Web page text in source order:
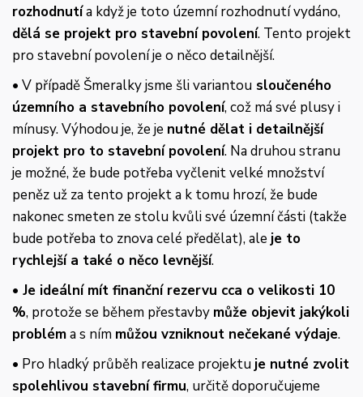
rozhodnutía když je toto územní rozhodnutí vydáno,
dělá se projekt pro stavební povolení. Tento projekt
pro stavební povolení je o něco detailnější.
• V případě Šmeralky jsme šli variantou sloučeného
územního a stavebního povolení, což má své plusy i
mínusy. Výhodou je, že je nutné dělat i detailnější
projekt pro to stavební povolení. Na druhou stranu
je možné, že bude potřeba vyčlenit velké množství
peněz už za tento projekt a k tomu hrozí, že bude
nakonec smeten ze stolu kvůli své územní části (takže
bude potřeba to znova celé předělat), ale je to
rychlejší a také o něco levnější.
• Je ideální mít finanční rezervu cca o velikosti 10
%, protože se během přestavby může objevit jakýkoli
probléma s ním můžou vzniknout nečekané výdaje.
• Pro hladký průběh realizace projektuje nutné zvolit
spolehlivou stavební firmu, určitě doporučujeme